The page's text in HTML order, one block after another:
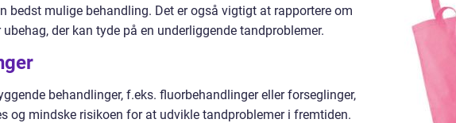
mulige behandling. Det er også vigtigt at rapportere om
der kan tyde på en underliggende tandproblemer.
behandlinger, f.eks. fluorbehandlinger eller forseglinger,
og mindske risikoen for at udvikle tandproblemer i fremtiden.